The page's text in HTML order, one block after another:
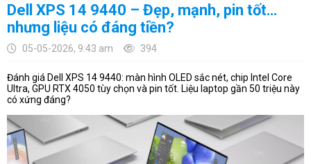
Dell XPS 14 9440 – Đẹp, mạnh, pin tốt…
nhưng liệu có đáng tiền?
05-05-2026, 9:43 am 394
Đánh giá Dell XPS 14 9440: màn hình OLED sắc nét, chip Intel Core
Ultra, GPU RTX 4050 tùy chọn và pin tốt. Liệu laptop gần 50 triệu này
có xứng đáng?